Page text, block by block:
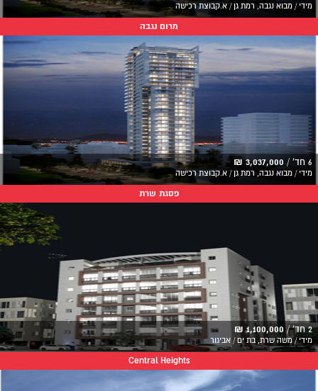
מידי / מבוא נגבה, רמת גן / א.קבוצת רכישה
מרום נגבה
6 חד' / 3,037,000 ₪
מידי / מבוא נגבה, רמת גן / א.קבוצת רכישה
פסגת שרת
2 חד' / 1,100,000 ₪
מידי / משה שרת, בת ים / אביגור
Central Heights